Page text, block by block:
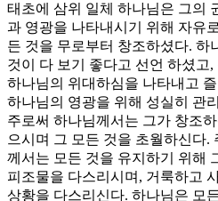
태초에 삼위 일체 하나님은 그의
과 영광을 나타내시기 위해 자유
든 것을 무로부터 창조하셨다. 하
것이 다 보기 좋다고 선언 하셨고
하나님의 위대하심을 나타내고
하나님의 영광을 위해 성실히 관
주로써 하나님께서는 그가 창조
으시며 그 모든 것을 초월하신다.
께서는 모든 것을 유지하기 위해
피조물을 다스리시며, 거룩하고
상황을 다스리신다. 하나님은 모